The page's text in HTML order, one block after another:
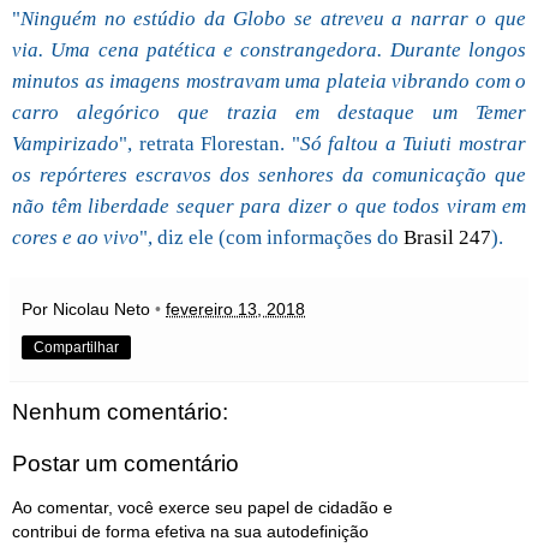
"Ninguém no estúdio da Globo se atreveu a narrar o que
via. Uma cena patética e constrangedora. Durante longos
minutos as imagens mostravam uma plateia vibrando com o
carro alegórico que trazia em destaque um Temer
Vampirizado", retrata Florestan. "Só faltou a Tuiuti mostrar
os repórteres escravos dos senhores da comunicação que
não têm liberdade sequer para dizer o que todos viram em
cores e ao vivo", diz ele (com informações do Brasil 247).
Por Nicolau Neto • fevereiro 13, 2018
Compartilhar
Nenhum comentário:
Postar um comentário
Ao comentar, você exerce seu papel de cidadão e
contribui de forma efetiva na sua autodefinição